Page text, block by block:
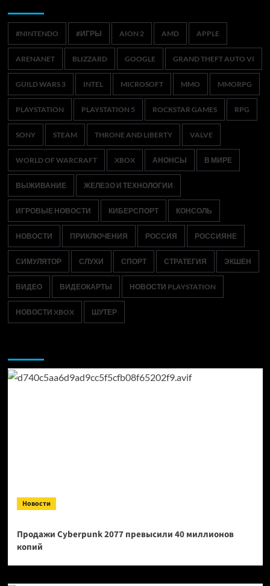
#NINTENDO #ИГРЫ AION 2 AMD APPLE
ARENANET BLIZZARD GOOGLE GRAND THEFT AUTO VI
GUILD WARS 3 INTEL MICROSOFT MMO MMORPG
PLAYSTATION PLAYSTATION 5 ROCKSTAR GAMES RPG
SONY STEAM THRONE AND LIBERTY VALVE
WORLD OF WARCRAFT XBOX АНОНСЫ В МИРЕ
ВЫЖИВАНИЕ ЖЕЛЕЗО И ТЕХНОЛОГИИ
ИГРОВЫЕ НОВОСТИ КИБЕРСПОРТ КОНСОЛЬ
НОВОСТИ ПРИКЛЮЧЕНИЯ РОССИЯ РОССИЯНЕ
СИМУЛЯТОР СЛУХИ СПОРТ СТРАТЕГИЯ ЭКШЕН
ВИДЕО ВИДЕОКАРТЫ НОВОСТИ PLAYSTATION
НОВОСТИ XBOX ШУТЕР
Новости
Продажи Cyberpunk 2077 превысили 40 миллионов
копий